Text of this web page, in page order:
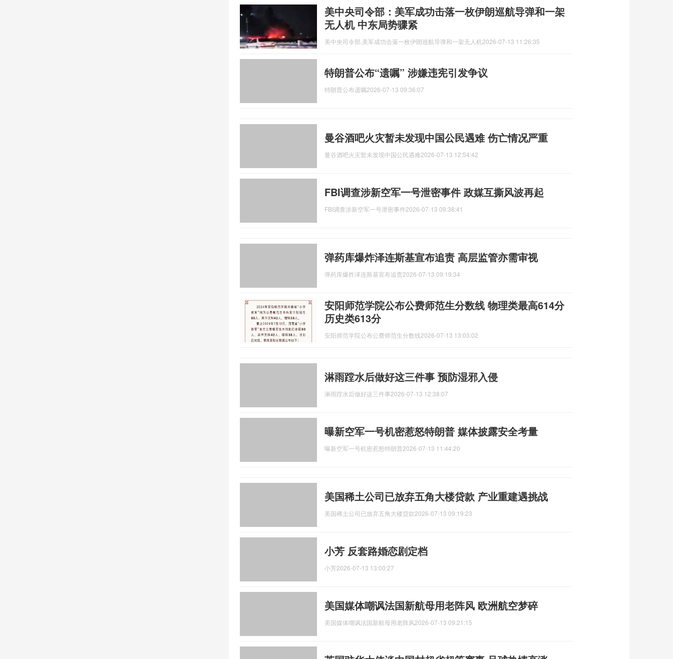
美中央司令部：美军成功击落一枚伊朗巡航导弹和一架
无人机 中东局势骤紧
美中央司令部,美军成功击落一枚伊朗巡航导弹和一架无人机 2026-07-13 11:26:35
特朗普公布“遗嘱” 涉嫌违宪引发争议
特朗普公布遗嘱2026-07-13 09:36:07
曼谷酒吧火灾暂未发现中国公民遇难 伤亡情况严重
曼谷酒吧火灾暂未发现中国公民遇难2026-07-13 12:54:42
FBI调查涉新空军一号泄密事件 政媒互撕风波再起
FBI调查涉新空军一号泄密事件2026-07-13 09:38:41
弹药库爆炸泽连斯基宣布追责 高层监管亦需审视
弹药库爆炸泽连斯基宣布追责2026-07-13 09:19:34
安阳师范学院公布公费师范生分数线 物理类最高614分
历史类613分
安阳师范学院公布公费师范生分数线2026-07-13 13:03:02
淋雨蹚水后做好这三件事 预防湿邪入侵
淋雨蹚水后做好这三件事2026-07-13 12:38:07
曝新空军一号机密惹怒特朗普 媒体披露安全考量
曝新空军一号机密惹怒特朗普2026-07-13 11:44:20
美国稀土公司已放弃五角大楼贷款 产业重建遇挑战
美国稀土公司已放弃五角大楼贷款2026-07-13 09:19:23
小芳 反套路婚恋剧定档
小芳2026-07-13 13:00:27
美国媒体嘲讽法国新航母用老阵风 欧洲航空梦碎
美国媒体嘲讽法国新航母用老阵风2026-07-13 09:21:15